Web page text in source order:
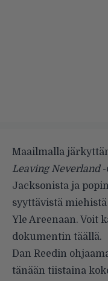
Maailmalla
Leaving Neverland-
Jacksonista ja
syyttävistä
Yle Areenaan. Voit
dokumentin täällä.
Dan Reedin
tänään tiistaina